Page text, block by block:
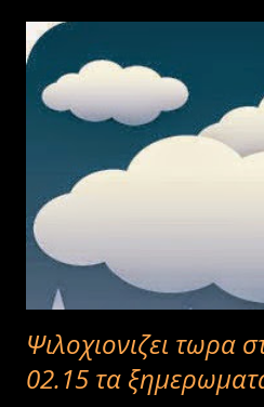
Ψιλοχιονιζει τωρα
02.15 τα